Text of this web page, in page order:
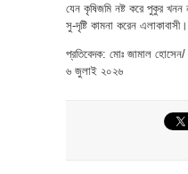
যেন কৃষিজমি নষ্ট করে পুকুর
সু-দৃষ্টি কামনা করেন এলাকাবাসী।
প্রতিবেদক: মোঃ জামাল হোসেন/
৬ জুলাই ২০২৬